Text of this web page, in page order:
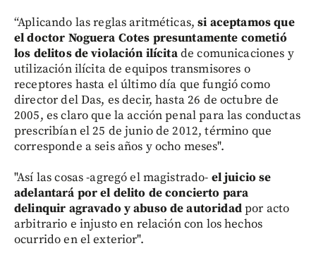
“Aplicando las reglas aritméticas,si aceptamos que
el doctor Noguera Cotes presuntamente cometió
los delitos de violación ilícitade comunicaciones y
utilización ilícita de equipos transmisores o
receptores hasta el último día que fungió como
director del Das, es decir, hasta 26 de octubre de
2005, es claro que la acción penal para las conductas
prescribían el 25 de junio de 2012, término que
corresponde a seis años y ocho meses".
"Así las cosas -agregó el magistrado- el juicio se
adelantará por el delito de concierto para
delinquir agravado y abuso de autoridadpor acto
arbitrario e injusto en relación con los hechos
ocurrido en el exterior".